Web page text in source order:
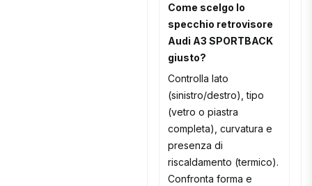
Come scelgo lo
specchio retrovisore
Audi A3 SPORTBACK
giusto?
Controlla lato
(sinistro/destro), tipo
(vetro o piastra
completa), curvatura e
presenza di
riscaldamento (termico).
Confronta forma e